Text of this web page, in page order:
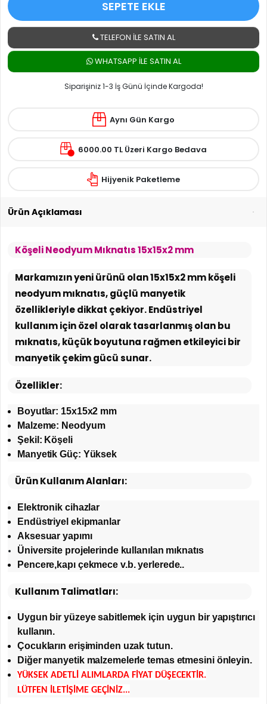
SEPETE EKLE
TELEFON İLE SATIN AL
WHATSAPP ILE SATIN AL
Siparişiniz 1-3 İş Günü İçinde Kargoda!
Aynı Gün Kargo
6000.00 TL Üzeri Kargo Bedava
Hijyenik Paketleme
Ürün Açıklaması
Köşeli Neodyum Mıknatıs 15x15x2 mm
Markamızın yeni ürünü olan 15x15x2 mm köşeli
neodyum mıknatıs, güçlü manyetik
özellikleriyle dikkat çekiyor. Endüstriyel
kullanım için özel olarak tasarlanmış olan bu
mıknatıs, küçük boyutuna rağmen etkileyici bir
manyetik çekim gücü sunar.
Özellikler:
Boyutlar: 15x15x2 mm
Malzeme: Neodyum
Şekil: Köşeli
Manyetik Güç: Yüksek
Ürün Kullanım Alanları:
Elektronik cihazlar
Endüstriyel ekipmanlar
Aksesuar yapımı
Üniversite projelerinde kullanılan mıknatıs
Pencere,kapı çekmece v.b. yerlerede..
Kullanım Talimatları:
Uygun bir yüzeye sabitlemek için uygun bir yapıştırıcı
kullanın.
Çocukların erişiminden uzak tutun.
Diğer manyetik malzemelerle temas etmesini önleyin.
YÜKSEK ADETLİ ALIMLARDA FİYAT DÜŞECEKTİR.
LÜTFEN İLETİŞİME GEÇİNİZ...